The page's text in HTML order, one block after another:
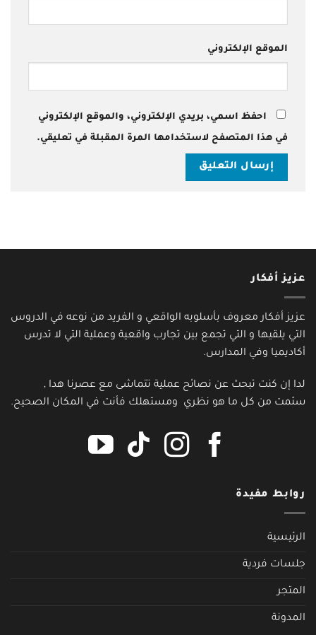
الموقع الإلكتروني
احفظ اسمي، بريدي الإلكتروني، والموقع الإلكتروني
في هذا المتصفح لاستخدامها المرة المقبلة في تعليقي.
عزيز أفكار
عزيز أفكار معروف بأسلوبه الواقعي و الفريد من نوعه في الدروس
التي يلقيها و التي تجمع بين تجارب واقعية وعملية التي لا تدرس
أكاديميا وفي المدارس.
لدا إن كنت تبحث عن نصائح عملية تتماشى مع عصرنا هدا ,
سئمت من كل ما هو نظري ومستهلك فأنت في المكان الصحيح.
روابط مفيدة
الرئيسية
جلسات فردية
المتجر
المدونة